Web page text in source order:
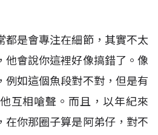
都是會專注在細節，其實不太
他會說你這裡好像搞錯了。像
例如這個魚段對不對，但是有
互相嗆聲。而且，以年紀來
在你那圈子算是阿弟仔，對不